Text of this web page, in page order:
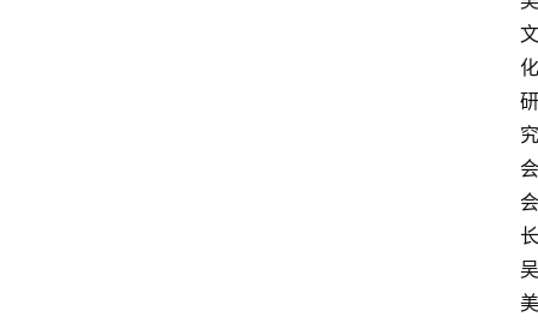
文
化
研
究
会
会
长
吴
美